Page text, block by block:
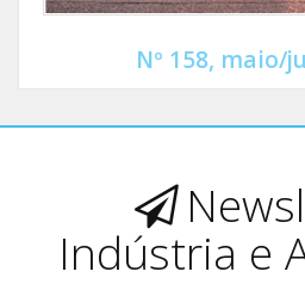
Nº 158, maio/
Indústria e